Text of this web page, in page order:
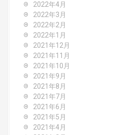
2022年4月
2022年3月
2022年2月
2022年1月
2021年12月
2021年11月
2021年10月
2021年9月
2021年8月
2021年7月
2021年6月
2021年5月
2021年4月